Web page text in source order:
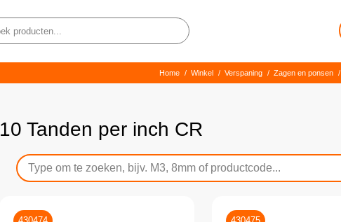
Home / Winkel / Verspaning / Zagen en ponsen /
10 Tanden per inch CR